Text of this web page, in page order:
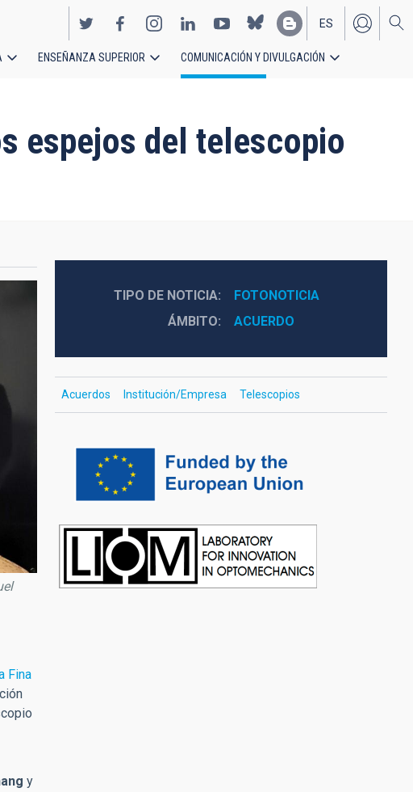
EN
ES
ENSEÑANZA SUPERIOR COMUNICACIÓN Y DIVULGACIÓN
espejos del telescopio
Fina
y
TIPO DE NOTICIA
FOTONOTICIA
ÁMBITO
ACUERDO
Acuerdos Institución/Empresa Telescopios